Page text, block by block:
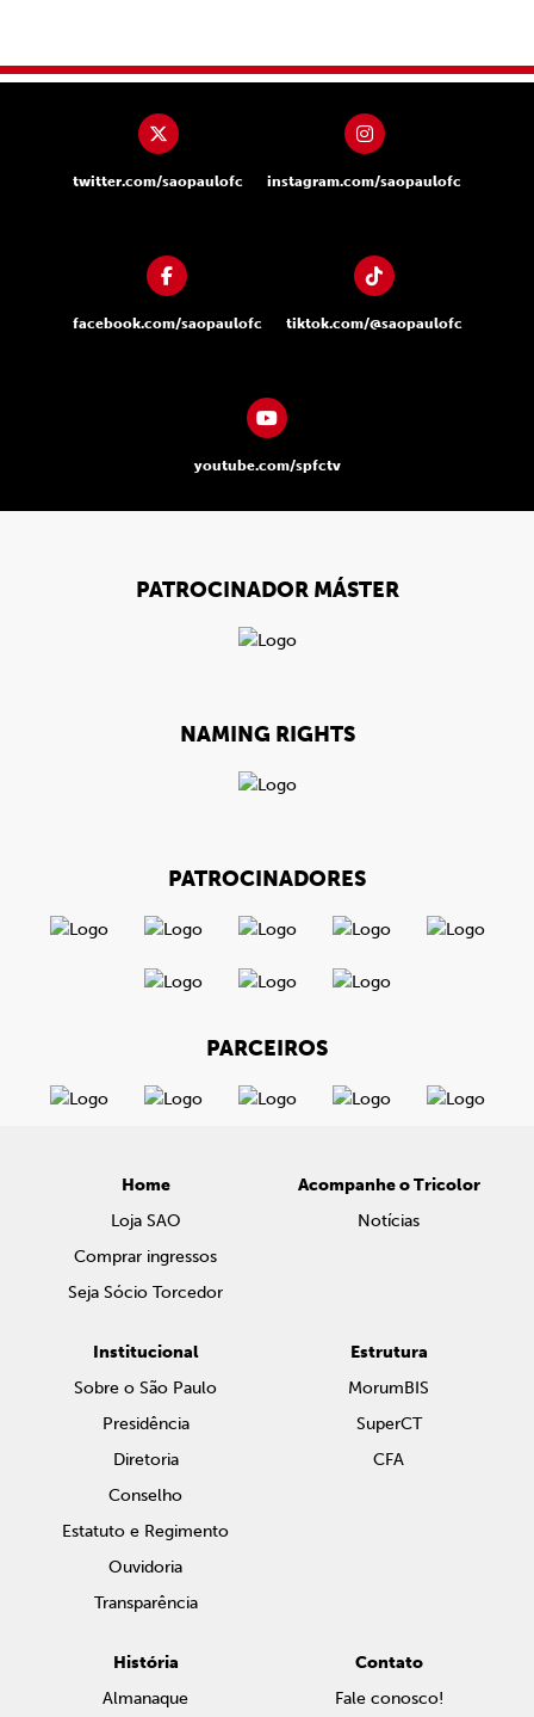
twitter.com/saopaulofc instagram.com/saopaulofc
facebook.com/saopaulofc tiktok.com/@saopaulofc
youtube.com/spfctv
PATROCINADOR MÁSTER
NAMING RIGHTS
PATROCINADORES
PARCEIROS
Home
Loja SAO
Comprar ingressos
Seja Sócio Torcedor
Acompanhe o Tricolor
Notícias
Institucional
Sobre o São Paulo
Presidência
Diretoria
Conselho
Estatuto e Regimento
Ouvidoria
Transparência
Estrutura
MorumBIS
SuperCT
CFA
História
Almanaque
Contato
Fale conosco!